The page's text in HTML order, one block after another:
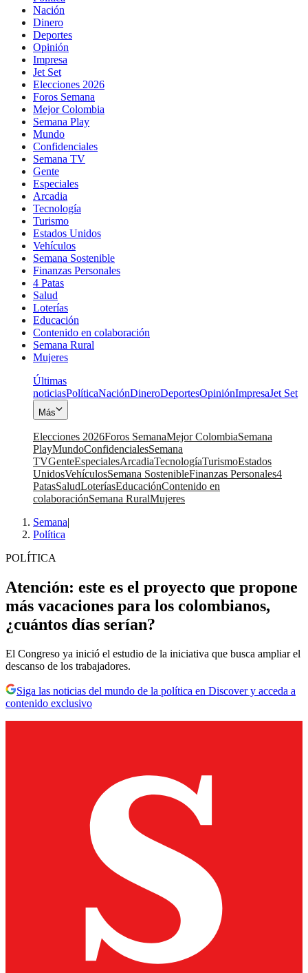
Nación
Dinero
Deportes
Opinión
Impresa
Jet Set
Elecciones 2026
Foros Semana
Mejor Colombia
Semana Play
Mundo
Confidenciales
Semana TV
Gente
Especiales
Arcadia
Tecnología
Turismo
Estados Unidos
Vehículos
Semana Sostenible
Finanzas Personales
4 Patas
Salud
Loterías
Educación
Contenido en colaboración
Semana Rural
Mujeres
Últimas
noticiasPolíticaNaciónDineroDeportesOpiniónImpresaJet Set
Más
Elecciones 2026Foros SemanaMejor ColombiaSemana
PlayMundoConfidencialesSemana
TVGenteEspecialesArcadiaTecnologíaTurismoEstados
UnidosVehículosSemana SostenibleFinanzas Personales4
PatasSaludLoteríasEducaciónContenido en
colaboraciónSemana RuralMujeres
Semana|
Política
POLÍTICA
Atención: este es el proyecto que propone
más vacaciones para los colombianos,
¿cuántos días serían?
El Congreso ya inició el estudio de la iniciativa que busca ampliar el
descanso de los trabajadores.
Siga las noticias del mundo de la política en Discover y acceda a
contenido exclusivo